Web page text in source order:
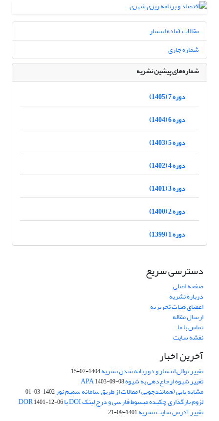
مقالات آماده انتشار
شماره جاری
شماره‌های پیشین نشریه
دوره 7 (1405)
دوره 6 (1404)
دوره 5 (1403)
دوره 4 (1402)
دوره 3 (1401)
دوره 2 (1400)
دوره 1 (1399)
دسترسی سریع
صفحه اصلی
درباره نشریه
اعضای هیات تحریریه
ارسال مقاله
تماس با ما
نقشه سایت
آخرین اخبار
تغییر توالی انتشار و دو زبانه شدن نشریه1404-07-15
تغییر شیوه ارجاع‌دهی به شیوه APA1403-09-08
مشابه یابی (همانندجویی) مقالات از طریق سامانه سمیم نور1402-03-01
لزوم بارگذاری چکیده مبسوط فارسی و درج لینک DOI یا DOR 1401-12-06
تغییر آدرس سایت نشریه1401-09-21